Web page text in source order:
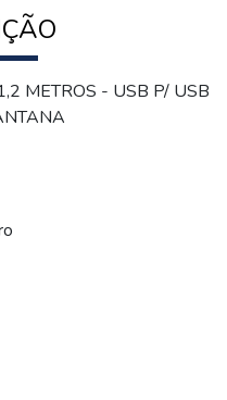
METROS - USB P/ USB